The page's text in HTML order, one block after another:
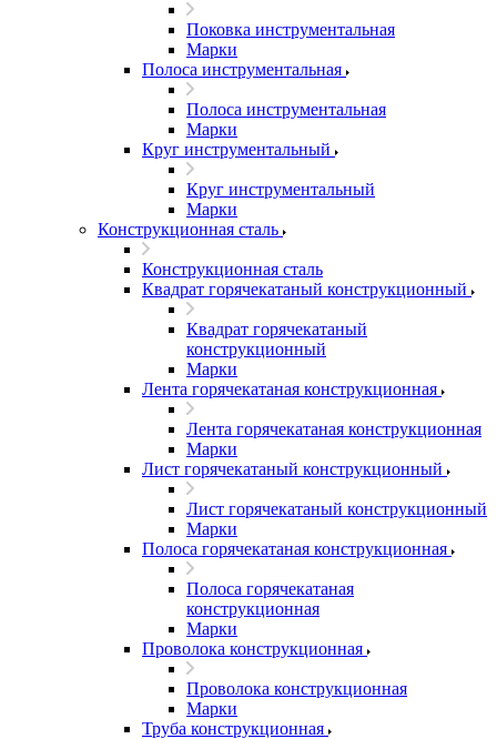
Поковка инструментальная
Марки
Полоса инструментальная
Полоса инструментальная
Марки
Круг инструментальный
Круг инструментальный
Марки
Конструкционная сталь
Конструкционная сталь
Квадрат горячекатаный конструкционный
Квадрат горячекатаный
конструкционный
Марки
Лента горячекатаная конструкционная
Лента горячекатаная конструкционная
Марки
Лист горячекатаный конструкционный
Лист горячекатаный конструкционный
Марки
Полоса горячекатаная конструкционная
Полоса горячекатаная
конструкционная
Марки
Проволока конструкционная
Проволока конструкционная
Марки
Труба конструкционная